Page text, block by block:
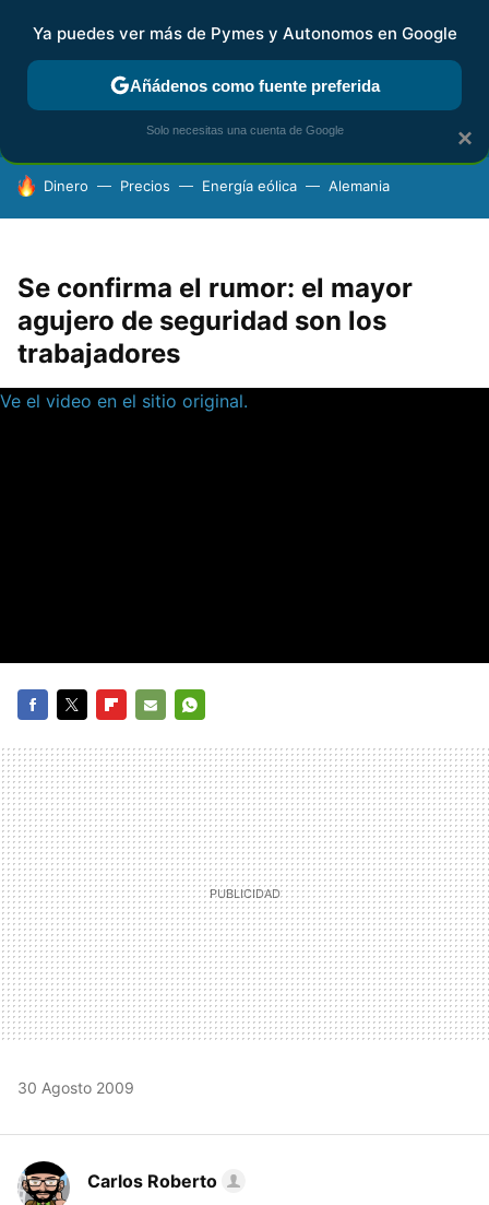
FISCALIDAD Y CONTABILIDAD KIT DIGITAL RENTA
HOY SE HABLA DE
Dinero Precios Energía eólica Alemania
Se confirma el rumor: el mayor
agujero de seguridad son los
trabajadores
Ve el video en el sitio original.
MAIL
30 Agosto 2009
Carlos Roberto
×
Ya puedes ver más de Pymes y Autonomos en Google
Añádenos como fuente preferida
Solo necesitas una cuenta de Google